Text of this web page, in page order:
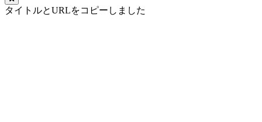
タイトルとURLをコピーしました